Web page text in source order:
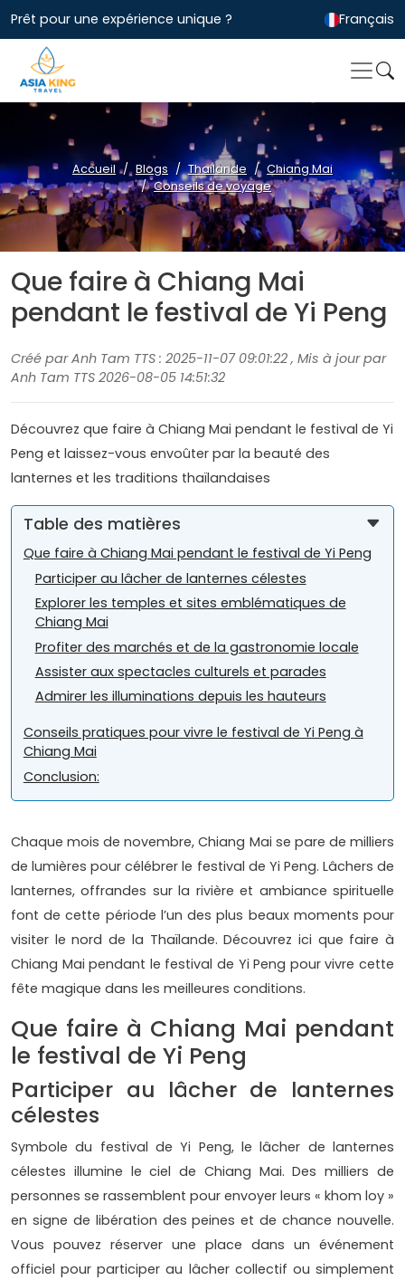
Prêt pour une expérience unique ? Français
Accueil Blogs Thailande
Chiang Mai
Conseils de voyage
Que faire à Chiang Mai
pendant le festival de Yi Peng
Créé par Anh Tam TTS : 2025-11-07 09:01:22 , Mis à jour par
Anh Tam TTS 2026-08-05 14:51:32
Découvrez que faire à Chiang Mai pendant le festival de Yi
Peng et laissez-vous envoûter par la beauté des
lanternes et les traditions thaïlandaises
Table des matières
Que faire à Chiang Mai pendant le festival de Yi Peng
Participer au lâcher de lanternes célestes
Explorer les temples et sites emblématiques de
Chiang Mai
Profiter des marchés et de la gastronomie locale
Assister aux spectacles culturels et parades
Admirer les illuminations depuis les hauteurs
Conseils pratiques pour vivre le festival de Yi Peng à
Chiang Mai
Conclusion:
Chaque mois de novembre, Chiang Mai se pare de milliers
de lumières pour célébrer le festival de Yi Peng. Lâchers de
lanternes, offrandes sur la rivière et ambiance spirituelle
font de cette période l’un des plus beaux moments pour
visiter le nord de la Thaïlande. Découvrez ici que faire à
Chiang Mai pendant le festival de Yi Peng pour vivre cette
fête magique dans les meilleures conditions.
Que faire à Chiang Mai pendant
le festival de Yi Peng
Participer au lâcher de lanternes
célestes
Symbole du festival de Yi Peng, le lâcher de lanternes
célestes illumine le ciel de Chiang Mai. Des milliers de
personnes se rassemblent pour envoyer leurs « khom loy »
en signe de libération des peines et de chance nouvelle.
Vous pouvez réserver une place dans un événement
officiel pour participer au lâcher collectif ou simplement